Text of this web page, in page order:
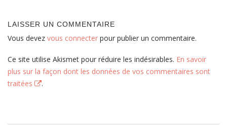
LAISSER UN COMMENTAIRE
Vous devez vous connecter pour publier un commentaire.
Ce site utilise Akismet pour réduire les indésirables. En savoir
plus sur la façon dont les données de vos commentaires sont
traitées
.